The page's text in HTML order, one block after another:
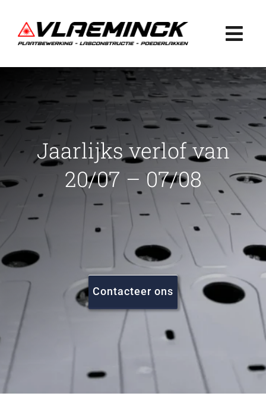
naar
inhoud
Plaatbewerking
Lasconstructie
Poederlakken
Projecten
FAQ
Vacatures
Jaarlijks verlof van
20/07 – 07/08
Contacteer ons